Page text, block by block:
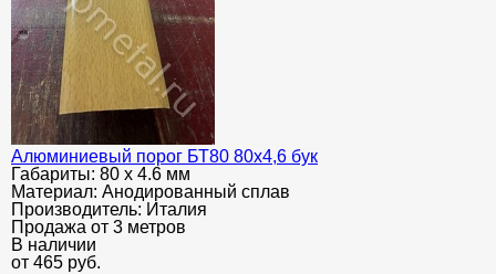
Алюминиевый порог БТ80 80х4,6 бук
Габариты: 80 х 4.6 мм
Материал: Анодированный сплав
Производитель: Италия
Продажа от 3 метров
В наличии
от 465 руб.